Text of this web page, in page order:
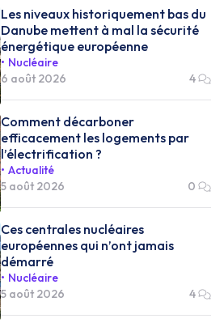
Les niveaux historiquement bas du
Danube mettent à mal la sécurité
énergétique européenne
Nucléaire
6 août 2026
4
Comment décarboner
efficacement les logements par
l’électrification ?
Actualité
5 août 2026
0
Ces centrales nucléaires
européennes qui n’ont jamais
démarré
Nucléaire
5 août 2026
4